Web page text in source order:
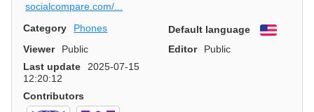
socialcompare.com/...
Category
Phones Default language
English
Viewer
Public Editor
Public
Last update
2025-07-15
12:20:12
Contributors